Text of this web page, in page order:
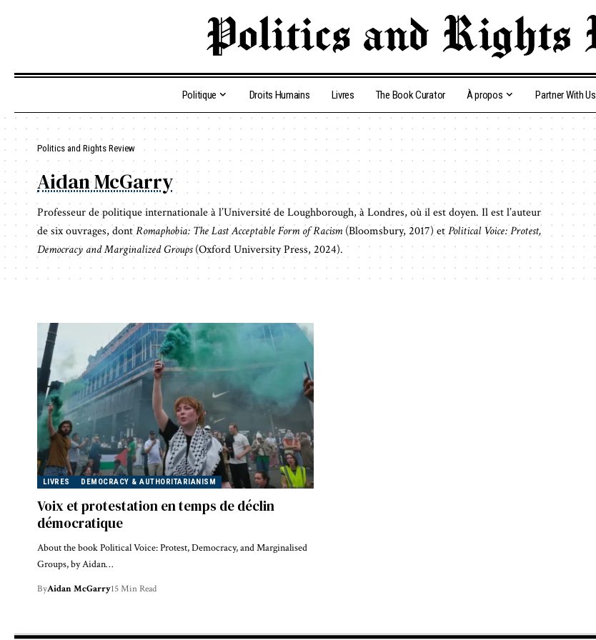
Politique Droits Humains Livres The Book Curator À propos Partner With Us
Politics and Rights Review
Aidan McGarry
Professeur de politique internationale à l’Université de Loughborough, à Londres, où il est doyen. Il est l’auteur
de six ouvrages, dontRomaphobia: The Last Acceptable Form of Racism(Bloomsbury, 2017) et Political Voice: Protest,
Democracy and Marginalized Groups(Oxford University Press, 2024).
LIVRES DEMOCRACY & AUTHORITARIANISM
Voix et protestation en temps de déclin
démocratique
About the book Political Voice: Protest, Democracy, and Marginalised
Groups, by Aidan…
ByAidan McGarry15 Min Read